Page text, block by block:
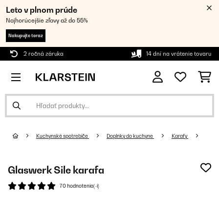
Leto v plnom prúde
Najhorúcejšie zľavy až do 55%
Nakupujte teraz
2 ročná záruka 14 dní na vrátenie tovaru
Kuchynské spotrebiče Doplnky do kuchyne Karafy
Glaswerk Sile karafa
70 hodnotenia(-í)